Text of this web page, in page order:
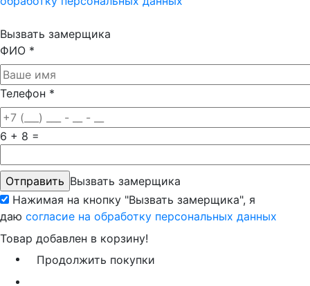
Вызвать замерщика
ФИО *
Телефон *
6 + 8 =
Вызвать замерщика
Нажимая на кнопку "Вызвать замерщика", я
даю согласие на обработку персональных данных
Товар добавлен в корзину!
Продолжить покупки